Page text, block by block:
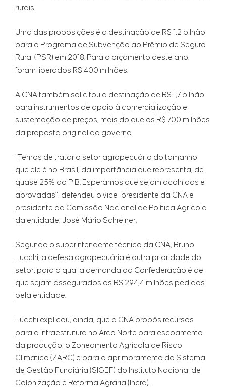
rurais.
Uma das proposições é a destinação de R$ 1,2 bilhão
para o Programa de Subvenção ao Prêmio de Seguro
Rural (PSR) em 2018. Para o orçamento deste ano,
foram liberados R$ 400 milhões.
A CNA também solicitou a destinação de R$ 1,7 bilhão
para instrumentos de apoio à comercialização e
sustentação de preços, mais do que os R$ 700 milhões
da proposta original do governo.
“Temos de tratar o setor agropecuário do tamanho
que ele é no Brasil, da importância que representa, de
quase 25% do PIB. Esperamos que sejam acolhidas e
aprovadas”, defendeu o vice-presidente da CNA e
presidente da Comissão Nacional de Política Agrícola
da entidade, José Mário Schreiner.
Segundo o superintendente técnico da CNA, Bruno
Lucchi, a defesa agropecuária é outra prioridade do
setor, para a qual a demanda da Confederação é de
que sejam assegurados os R$ 294,4 milhões pedidos
pela entidade.
Lucchi explicou, ainda, que a CNA propôs recursos
para a infraestrutura no Arco Norte para escoamento
da produção, o Zoneamento Agrícola de Risco
Climático (ZARC) e para o aprimoramento do Sistema
de Gestão Fundiária (SIGEF) do Instituto Nacional de
Colonização e Reforma Agrária (Incra).